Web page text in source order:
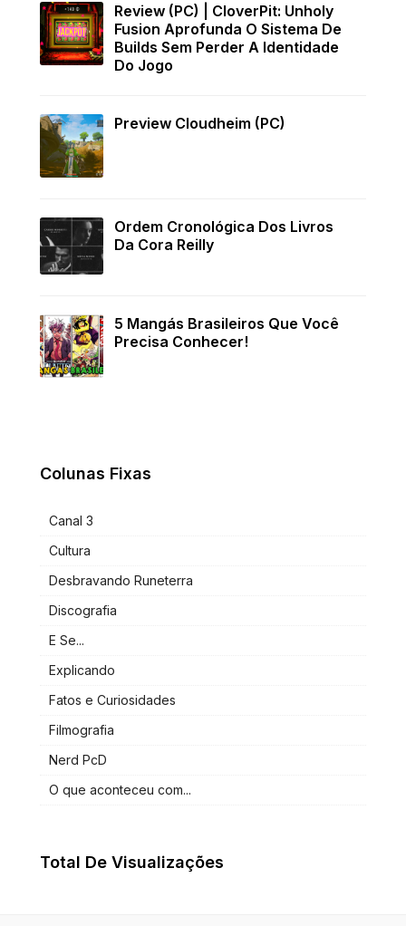
Review (PC) | CloverPit: Unholy
Fusion Aprofunda O Sistema De
Builds Sem Perder A Identidade
Do Jogo
Preview Cloudheim (PC)
Ordem Cronológica Dos Livros
Da Cora Reilly
5 Mangás Brasileiros Que Você
Precisa Conhecer!
Colunas Fixas
Canal 3
Cultura
Desbravando Runeterra
Discografia
E Se...
Explicando
Fatos e Curiosidades
Filmografia
Nerd PcD
O que aconteceu com...
Total De Visualizações